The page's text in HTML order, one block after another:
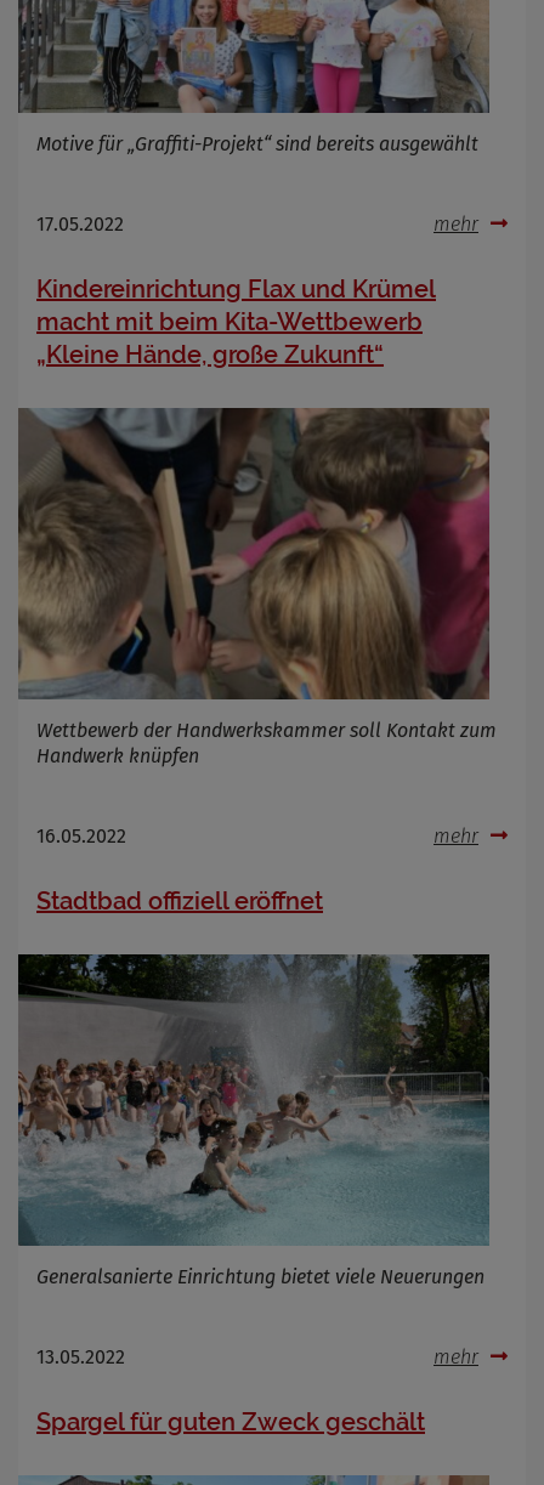
Motive für „Graffiti-Projekt“ sind bereits ausgewählt
17.05.2022 mehr
Kindereinrichtung Flax und Krümel
macht mit beim Kita-Wettbewerb
„Kleine Hände, große Zukunft“
Wettbewerb der Handwerkskammer soll Kontakt zum
Handwerk knüpfen
16.05.2022 mehr
Stadtbad offiziell eröffnet
Generalsanierte Einrichtung bietet viele Neuerungen
13.05.2022 mehr
Spargel für guten Zweck geschält